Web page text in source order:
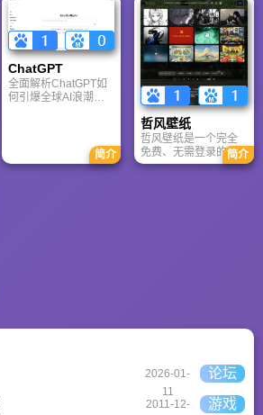
媒体封面、企业海报
还是PPT，零基础用
户也能轻松实现专业
级创作，让设计触手
可及。
高频疑问进行客观解
答，提供AI选型参
考。
ChatGPT‌
全面解析ChatGPT如
何引爆全球AI浪潮！
看懂大语言模型如何
重塑未来。
简介
哲风壁纸
哲风壁纸是一个完全
免费、无需登录的高
清壁纸下载网站。提
简介
2026-01-
11
论坛
2011-12-
游戏